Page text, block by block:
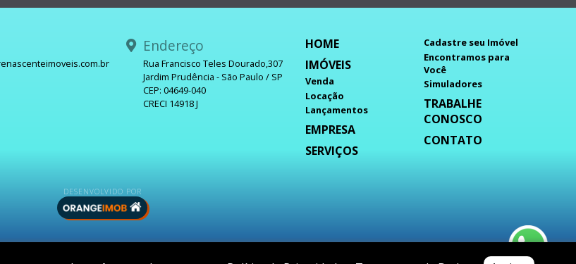
Endereço
Rua Francisco Teles Dourado,307
Jardim Prudência - São Paulo / SP
CEP: 04649-040
CRECI 14918 J
HOME
IMÓVEIS
Venda
Locação
Lançamentos
EMPRESA
SERVIÇOS
Cadastre seu Imóvel
Encontramos para
Você
Simuladores
TRABALHE
CONOSCO
CONTATO
DESENVOLVIDO POR